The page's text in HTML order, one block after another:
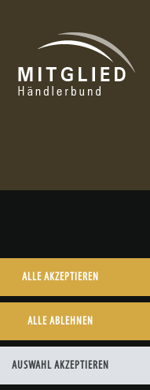
ALLE AKZEPTIEREN
ALLE ABLEHNEN
AUSWAHL AKZEPTIEREN